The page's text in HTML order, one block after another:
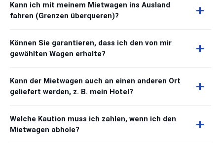
Kann ich mit meinem Mietwagen ins Ausland
fahren (Grenzen überqueren)?
Können Sie garantieren, dass ich den von mir
gewählten Wagen erhalte?
Kann der Mietwagen auch an einen anderen Ort
geliefert werden, z. B. mein Hotel?
Welche Kaution muss ich zahlen, wenn ich den
Mietwagen abhole?